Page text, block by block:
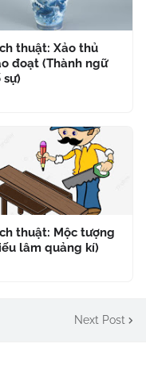
thuật: Xảo thủ
đoạt (Thành ngữ
sự)
thuật: Mộc tượng
lâm quảng kí)
Next Post